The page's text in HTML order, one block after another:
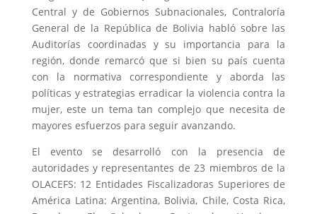
Central y de Gobiernos Subnacionales, Contraloría
General de la República de Bolivia habló sobre las
Auditorías coordinadas y su importancia para la
región, donde remarcó que si bien su país cuenta
con la normativa correspondiente y aborda las
políticas y estrategias erradicar la violencia contra la
mujer, este un tema tan complejo que necesita de
mayores esfuerzos para seguir avanzando.
El evento se desarrolló con la presencia de
autoridades y representantes de 23 miembros de la
OLACEFS: 12 Entidades Fiscalizadoras Superiores de
América Latina: Argentina, Bolivia, Chile, Costa Rica,